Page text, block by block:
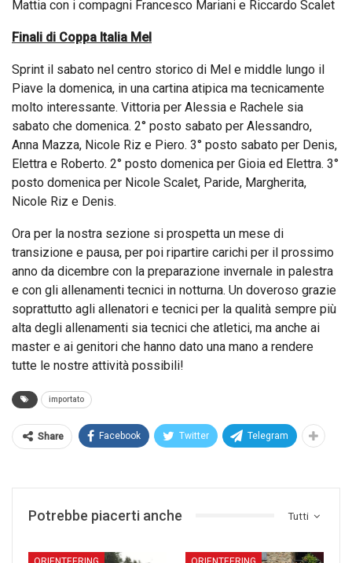
Mattia con i compagni Francesco Mariani e Riccardo Scalet
Finali di Coppa Italia Mel
Sprint il sabato nel centro storico di Mel e middle lungo il
Piave la domenica, in una cartina atipica ma tecnicamente
molto interessante. Vittoria per Alessia e Rachele sia
sabato che domenica. 2° posto sabato per Alessandro,
Anna Mazza, Nicole Riz e Piero. 3° posto sabato per Denis,
Elettra e Roberto. 2° posto domenica per Gioia ed Elettra. 3°
posto domenica per Nicole Scalet, Paride, Margherita,
Nicole Riz e Denis.
Ora per la nostra sezione si prospetta un mese di
transizione e pausa, per poi ripartire carichi per il prossimo
anno da dicembre con la preparazione invernale in palestra
e con gli allenamenti tecnici in notturna. Un doveroso grazie
soprattutto agli allenatori e tecnici per la qualità sempre più
alta degli allenamenti sia tecnici che atletici, ma anche ai
master e ai genitori che hanno dato una mano a rendere
tutte le nostre attività possibili!
importato
Share Facebook Twitter Telegram
Tutti
Potrebbe piacerti anche